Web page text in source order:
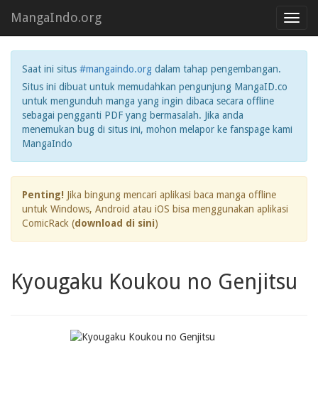
MangaIndo.org
Saat ini situs #mangaindo.org dalam tahap pengembangan.
Situs ini dibuat untuk memudahkan pengunjung MangaID.co
untuk mengunduh manga yang ingin dibaca secara offline
sebagai pengganti PDF yang bermasalah. Jika anda
menemukan bug di situs ini, mohon melapor ke fanspage kami
MangaIndo
Penting! Jika bingung mencari aplikasi baca manga offline
untuk Windows, Android atau iOS bisa menggunakan aplikasi
ComicRack (download di sini)
Kyougaku Koukou no Genjitsu